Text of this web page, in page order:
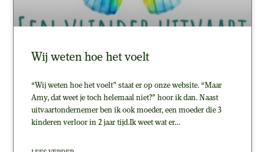
Wij weten hoe het voelt
“Wij weten hoe het voelt” staat er op onze website. “Maar
Amy, dat weet je toch helemaal niet?” hoor ik dan. Naast
uitvaartondernemer ben ik ook moeder, een moeder die 3
kinderen verloor in 2 jaar tijd.Ik weet wat er…